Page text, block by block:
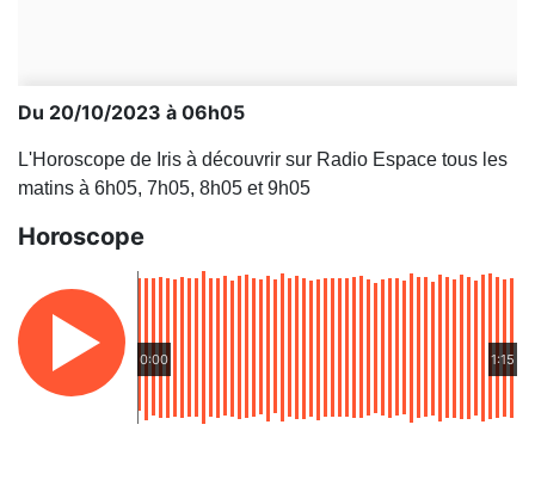
Du 20/10/2023 à 06h05
L'Horoscope de Iris à découvrir sur Radio Espace tous les
matins à 6h05, 7h05, 8h05 et 9h05
Horoscope
0:00 1:15